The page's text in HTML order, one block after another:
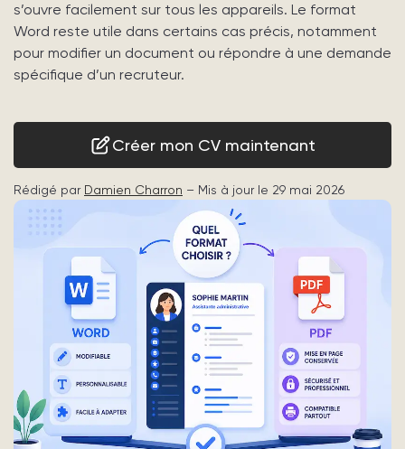
s’ouvre facilement sur tous les appareils. Le format
Word reste utile dans certains cas précis, notamment
pour modifier un document ou répondre à une demande
spécifique d’un recruteur.
Créer mon CV maintenant
Rédigé par Damien Charron – Mis à jour le 29 mai 2026